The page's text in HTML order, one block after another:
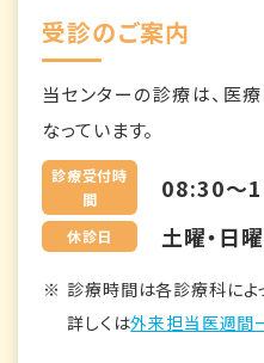
受診のご案内
当センターの診療は、医
なっています。
診療受付時
間
08:30～
休診日 土曜・日
診療時間は各診療科によ
詳しくは外来担当医週間